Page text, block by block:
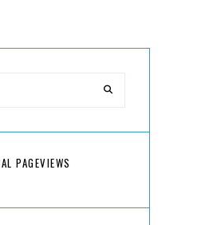
PAGEVIEWS